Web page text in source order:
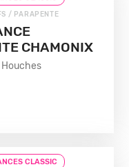
/ PARAPENTE
CHAMONIX
Houches
CLASSIC